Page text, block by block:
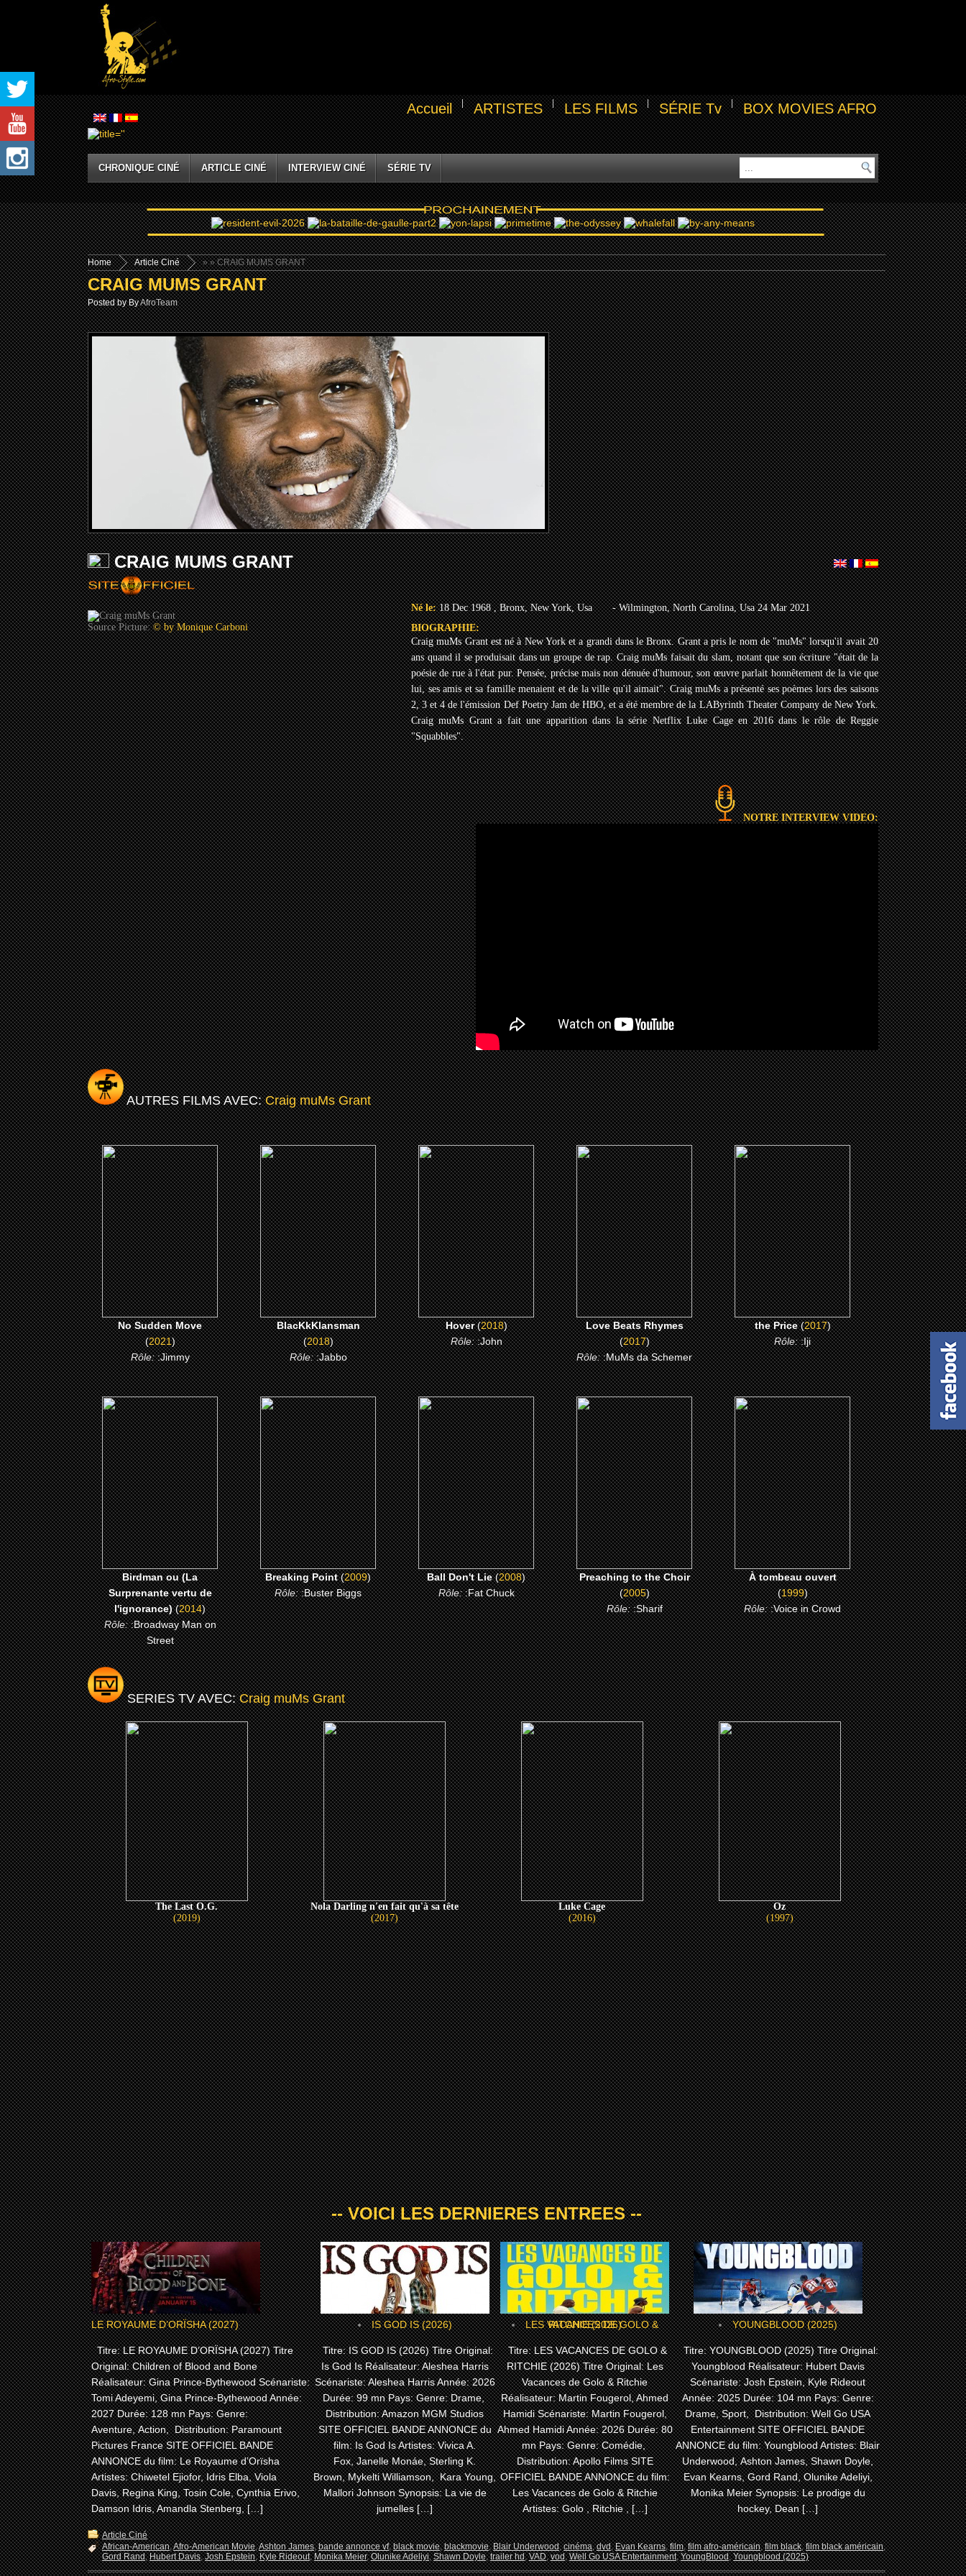
Accueil ARTISTES LES FILMS SÉRIE Tv BOX MOVIES AFRO
CHRONIQUE CINÉ ARTICLE CINÉ INTERVIEW CINÉ SÉRIE TV
Home »
Article Ciné » CRAIG MUMS GRANT
CRAIG MUMS GRANT
Posted by ByAfroTeam
CRAIG MUMS GRANT
Source Picture:© by Monique Carboni
Né le:18 Dec 1968 , Bronx, New York, Usa
- Wilmington, North Carolina, Usa 24 Mar 2021
BIOGRAPHIE:
Craig muMs Grant est né à New York et a grandi dans le Bronx. Grant a pris le nom de "muMs" lorsqu'il avait 20
ans quand il se produisait dans un groupe de rap. Craig muMs faisait du slam, notant que son écriture "était de la
poésie de rue à l'état pur. Pensée, précise mais non dénuée d'humour, son œuvre parlait honnêtement de la vie que
lui, ses amis et sa famille menaient et de la ville qu'il aimait". Craig muMs a présenté ses poèmes lors des saisons
2, 3 et 4 de l'émission Def Poetry Jam de HBO, et a été membre de la LAByrinth Theater Company de New York.
Craig muMs Grant a fait une apparition dans la série Netflix Luke Cage en 2016 dans le rôle de Reggie
"Squabbles".
NOTRE INTERVIEW VIDEO:
AUTRES FILMS AVEC:Craig muMs Grant
(2021)
No Sudden Move
CLICK ME
No Sudden Move
(2021)
Rôle::Jimmy
(2018)
BlacKkKlansman
CLICK ME
BlacKkKlansman
(2018)
Rôle::Jabbo
(2018)
Hover
CLICK ME
Hover(2018)
Rôle::John
(2017)
Love Beats Rhymes
CLICK ME
Love Beats Rhymes
(2017)
Rôle::MuMs da Schemer
(2017)
the Price
CLICK ME
the Price(2017)
Rôle::Iji
(2014)
Birdman ou (La
Surprenante vertu de
l'ignorance)
CLICK ME
Birdman ou (La
Surprenante vertu de
l'ignorance)(2014)
Rôle::Broadway Man on
Street
(2009)
Breaking Point
CLICK ME
Breaking Point(2009)
Rôle::Buster Biggs
(2008)
Ball Don't Lie
CLICK ME
Ball Don't Lie(2008)
Rôle::Fat Chuck
(2005)
Preaching to the Choir
CLICK ME
Preaching to the Choir
(2005)
Rôle::Sharif
(1999)
À tombeau ouvert
CLICK ME
À tombeau ouvert
(1999)
Rôle::Voice in Crowd
SERIES TV AVEC:Craig muMs Grant
The Last O.G.
(2019)
Nola Darling n'en fait qu'à sa tête
(2017)
Luke Cage
(2016)
Oz
(1997)
-- VOICI LES DERNIERES ENTREES --
LE ROYAUME D’ORÏSHA (2027)
Titre: LE ROYAUME D’ORÏSHA (2027) Titre
Original: Children of Blood and Bone
Réalisateur: Gina Prince-Bythewood Scénariste:
Tomi Adeyemi, Gina Prince-Bythewood Année:
2027 Durée: 128 mn Pays: Genre:
Aventure, Action, Distribution: Paramount
Pictures France SITE OFFICIEL BANDE
ANNONCE du film: Le Royaume d’Orïsha
Artistes: Chiwetel Ejiofor, Idris Elba, Viola
Davis, Regina King, Tosin Cole, Cynthia Erivo,
Damson Idris, Amandla Stenberg, […]
IS GOD IS (2026)
Titre: IS GOD IS (2026) Titre Original:
Is God Is Réalisateur: Aleshea Harris
Scénariste: Aleshea Harris Année: 2026
Durée: 99 mn Pays: Genre: Drame,
Distribution: Amazon MGM Studios
SITE OFFICIEL BANDE ANNONCE du
film: Is God Is Artistes: Vivica A.
Fox, Janelle Monáe, Sterling K.
Brown, Mykelti Williamson, Kara Young,
Mallori Johnson Synopsis: La vie de
jumelles […]
LES VACANCES DE GOLO & RITCHIE (2026)
Titre: LES VACANCES DE GOLO &
RITCHIE (2026) Titre Original: Les
Vacances de Golo & Ritchie
Réalisateur: Martin Fougerol, Ahmed
Hamidi Scénariste: Martin Fougerol,
Ahmed Hamidi Année: 2026 Durée: 80
mn Pays: Genre: Comédie,
Distribution: Apollo Films SITE
OFFICIEL BANDE ANNONCE du film:
Les Vacances de Golo & Ritchie
Artistes: Golo , Ritchie , […]
YOUNGBLOOD (2025)
Titre: YOUNGBLOOD (2025) Titre Original:
Youngblood Réalisateur: Hubert Davis
Scénariste: Josh Epstein, Kyle Rideout
Année: 2025 Durée: 104 mn Pays: Genre:
Drame, Sport, Distribution: Well Go USA
Entertainment SITE OFFICIEL BANDE
ANNONCE du film: Youngblood Artistes: Blair
Underwood, Ashton James, Shawn Doyle,
Evan Kearns, Gord Rand, Olunike Adeliyi,
Monika Meier Synopsis: Le prodige du
hockey, Dean […]
Article Ciné
African-American,Afro-American Movie,Ashton James,bande annonce vf,black movie,blackmovie,Blair Underwood,cinéma,dvd,Evan Kearns,film,film afro-américain,film black,film black américain,
Gord Rand,Hubert Davis,Josh Epstein,Kyle Rideout,Monika Meier,Olunike Adeliyi,Shawn Doyle,trailer hd,VAD,vod,Well Go USA Entertainment,YoungBlood,Youngblood (2025)